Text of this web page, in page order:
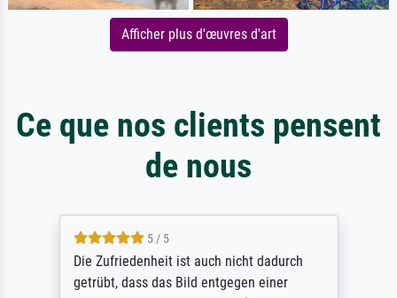
Afficher plus d'œuvres d'art
Ce que nos clients pensent
de nous
5 / 5
Die Zufriedenheit ist auch nicht dadurch
getrübt, dass das Bild entgegen einer